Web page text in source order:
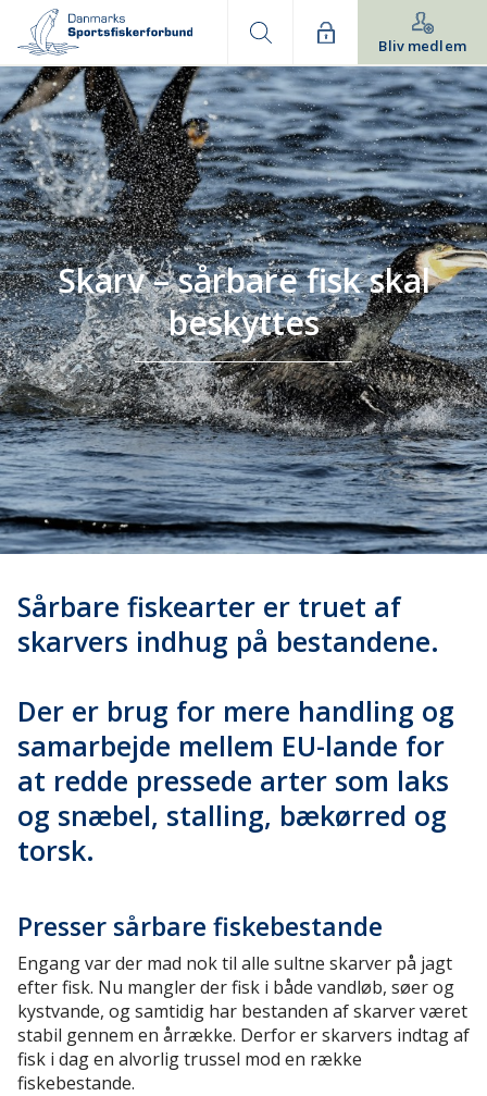
Bliv medlem
Skarv – sårbare fisk skal
beskyttes
Sårbare fiskearter er truet af
skarvers indhug på bestandene.
Der er brug for mere handling og
samarbejde mellem EU-lande for
at redde pressede arter som laks
og snæbel, stalling, bækørred og
torsk.
Presser sårbare fiskebestande
Engang var der mad nok til alle sultne skarver på jagt
efter fisk. Nu mangler der fisk i både vandløb, søer og
kystvande, og samtidig har bestanden af skarver været
stabil gennem en årrække. Derfor er skarvers indtag af
fisk i dag en alvorlig trussel mod en række
fiskebestande.